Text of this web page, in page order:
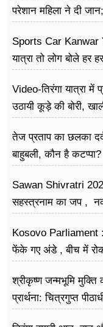
परेशान महिला ने दी
Sports Car Kanwar
यात्रा तो लोग बोले हर
Video-तिरंगा यात्रा में
उठायी कूड़े की बोरी,
तेज प्रताप का छलका
बाहुबली, कौन है कटप्पा?
Sawan Shivratri
सहस्त्रनाम का जप ,
Kosovo Parliament :
फेंके गए अंडे , बीच में
श्रीकृष्ण जन्मभूमि
प्रार्थना: चित्रगुप्त